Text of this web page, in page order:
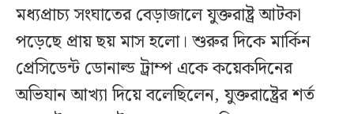
মধ্যপ্রাচ্য সংঘাতের বেড়াজালে যুক্তরাষ্ট্র আটকা
পড়েছে প্রায় ছয় মাস হলো। শুরুর দিকে মার্কিন
প্রেসিডেন্ট ডোনাল্ড ট্রাম্প একে কয়েকদিনের
অভিযান আখ্যা দিয়ে বলেছিলেন, যুক্তরাষ্ট্রের শর্ত